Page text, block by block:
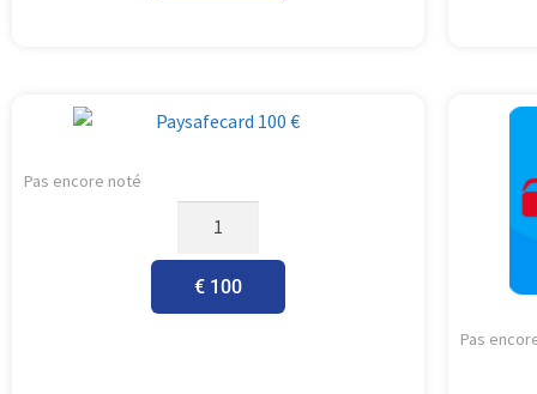
Pas encore noté
€ 100
Pas